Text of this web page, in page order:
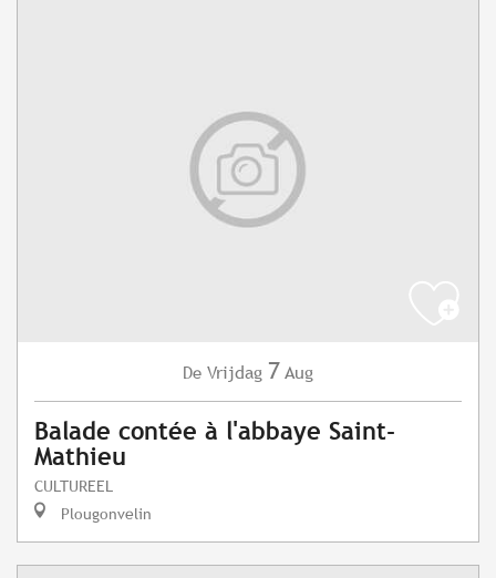
De Vrijdag 7 Aug
Balade contée à l'abbaye Saint-
Mathieu
CULTUREEL
Plougonvelin